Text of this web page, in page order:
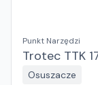
Punkt Narzędzi
Trotec TTK
Osuszacze